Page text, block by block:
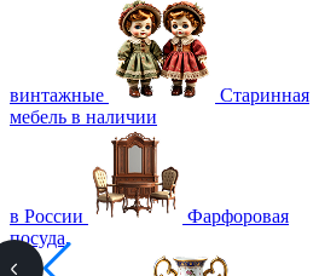
винтажные
Старинная
мебель в наличии
в России
Фарфоровая
посуда,